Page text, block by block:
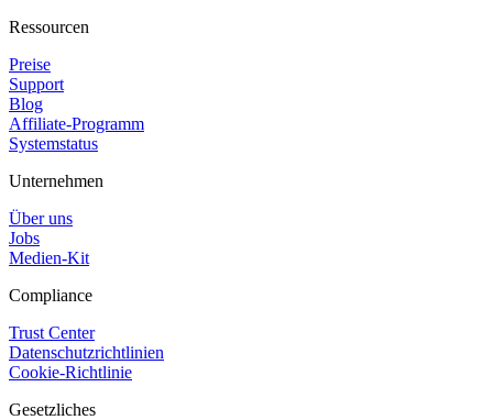
Ressourcen
Preise
Support
Blog
Affiliate-Programm
Systemstatus
Unternehmen
Über uns
Jobs
Medien-Kit
Compliance
Trust Center
Datenschutzrichtlinien
Cookie-Richtlinie
Gesetzliches